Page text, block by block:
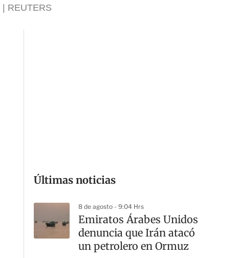
REUTERS
Últimas noticias
8 de agosto - 9:04 Hrs
Emiratos Árabes Unidos
denuncia que Irán atacó
un petrolero en Ormuz